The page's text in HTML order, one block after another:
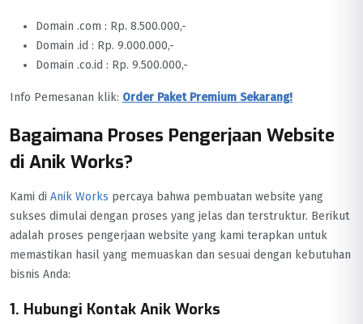
Domain .com : Rp. 8.500.000,-
Domain .id : Rp. 9.000.000,-
Domain .co.id : Rp. 9.500.000,-
Info Pemesanan klik: Order Paket Premium Sekarang!
Bagaimana Proses Pengerjaan Website
di Anik Works?
Kami di Anik Works percaya bahwa pembuatan website yang
sukses dimulai dengan proses yang jelas dan terstruktur. Berikut
adalah proses pengerjaan website yang kami terapkan untuk
memastikan hasil yang memuaskan dan sesuai dengan kebutuhan
bisnis Anda:
1. Hubungi Kontak Anik Works